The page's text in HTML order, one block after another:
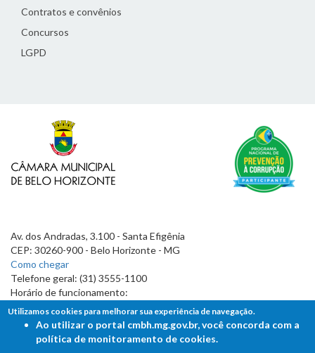
Contratos e convênios
Concursos
LGPD
Av. dos Andradas, 3.100 - Santa Efigênia
CEP: 30260-900 - Belo Horizonte - MG
Como chegar
Telefone geral: (31) 3555-1100
Horário de funcionamento:
7h às 19h
Utilizamos cookies para melhorar sua experiência de navegação.
Ao utilizar o portal cmbh.mg.gov.br, você concorda com a
política de monitoramento de cookies.